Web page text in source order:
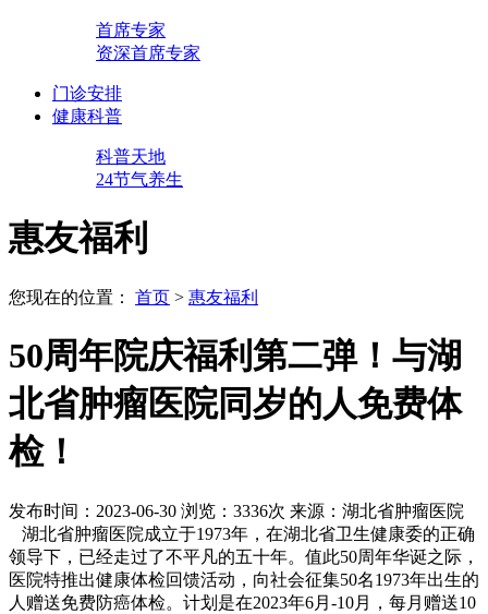
首席专家
资深首席专家
门诊安排
健康科普
科普天地
24节气养生
惠友福利
您现在的位置： 首页 > 惠友福利
50周年院庆福利第二弹！与湖
北省肿瘤医院同岁的人免费体
检！
发布时间：2023-06-30 浏览：3336次 来源：湖北省肿瘤医院
湖北省肿瘤医院成立于1973年，在湖北省卫生健康委的正确
领导下，已经走过了不平凡的五十年。值此50周年华诞之际，
医院特推出健康体检回馈活动，向社会征集50名1973年出生的
人赠送免费防癌体检。计划是在2023年6月-10月，每月赠送10